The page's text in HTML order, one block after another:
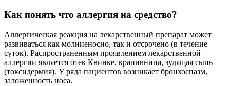
Как понять что аллергия на средство?
Аллергическая реакция на лекарственный препарат может
развиваться как молниеносно, так и отсрочено (в течение
суток). Распространенным проявлением лекарственной
аллергии является отек Квинке, крапивница, зудящая сыпь
(токсидермия). У ряда пациентов возникает бронхоспазм,
заложенность носа.